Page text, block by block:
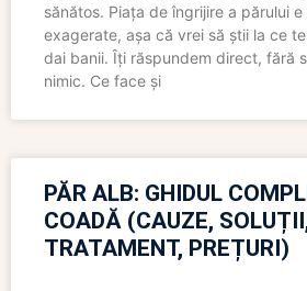
sănătos. Piața de îngrijire a părului
exagerate, așa că vrei să știi la ce
dai banii. Îți răspundem direct, fără
nimic. Ce face și
PĂR ALB: GHIDUL
COADĂ (CAUZE,
TRATAMENT, PREȚURI)